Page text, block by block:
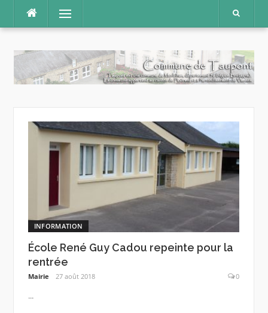
contenu
Menu
INFORMATION
École René Guy Cadou repeinte pour la
rentrée
Mairie 27 août 2018 0
...